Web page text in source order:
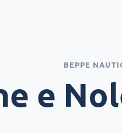
BEPPE
e